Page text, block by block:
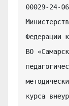
00029-24-
Федерации
ВО
курса